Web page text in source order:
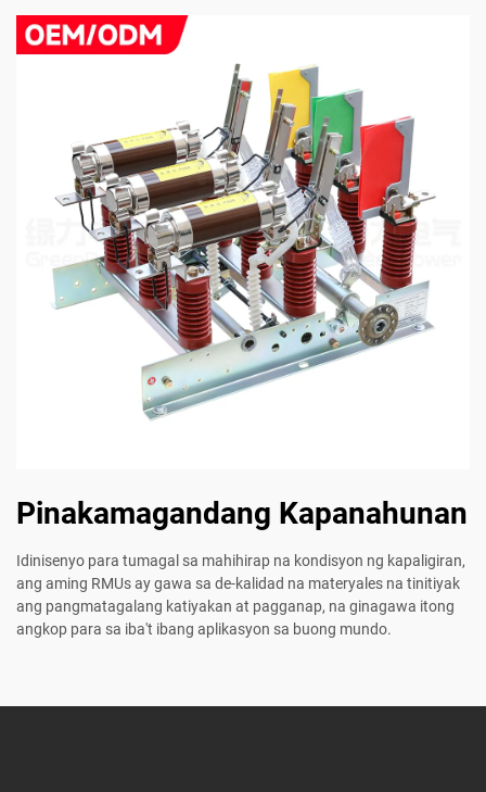
Pinakamagandang Kapanahunan
Idinisenyo para tumagal sa mahihirap na kondisyon ng kapaligiran,
ang aming RMUs ay gawa sa de-kalidad na materyales na tinitiyak
ang pangmatagalang katiyakan at pagganap, na ginagawa itong
angkop para sa iba't ibang aplikasyon sa buong mundo.